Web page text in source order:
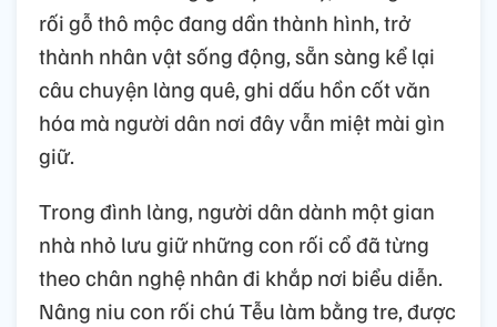
rối gỗ thô mộc đang dần thành hình, trở
thành nhân vật sống động, sẵn sàng kể lại
câu chuyện làng quê, ghi dấu hồn cốt văn
hóa mà người dân nơi đây vẫn miệt mài gìn
giữ.
Trong đình làng, người dân dành một gian
nhà nhỏ lưu giữ những con rối cổ đã từng
theo chân nghệ nhân đi khắp nơi biểu diễn.
Nâng niu con rối chú Tễu làm bằng tre, được